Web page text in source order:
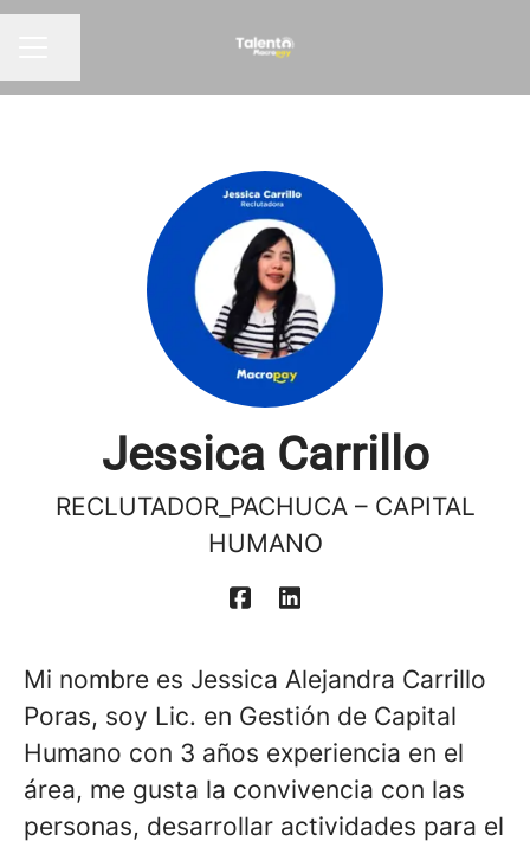
Jessica Carrillo
RECLUTADOR_PACHUCA – CAPITAL
HUMANO
Mi nombre es Jessica Alejandra Carrillo
Poras, soy Lic. en Gestión de Capital
Humano con 3 años experiencia en el
área, me gusta la convivencia con las
personas, desarrollar actividades para el